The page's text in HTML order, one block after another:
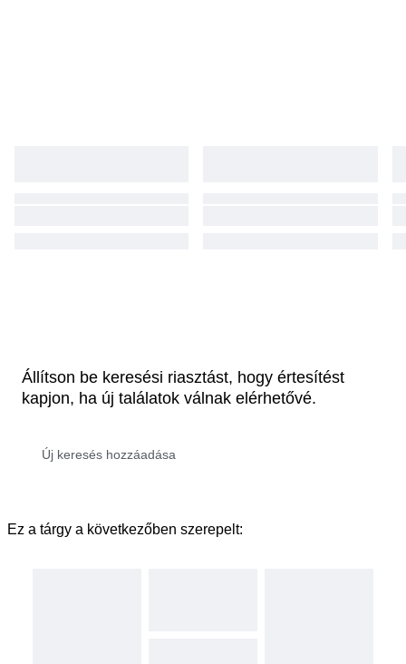
Állítson be keresési riasztást, hogy értesítést
kapjon, ha új találatok válnak elérhetővé.
Ez a tárgy a következőben szerepelt: